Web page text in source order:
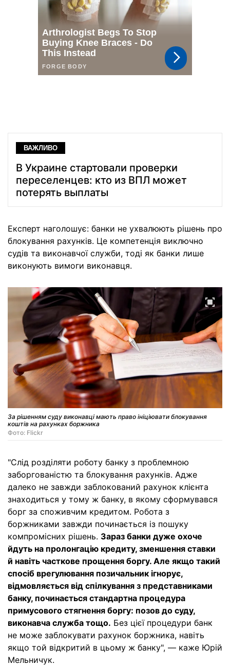
ВАЖЛИВО
В Украине стартовали проверки
переселенцев: кто из ВПЛ может
потерять выплаты
Експерт наголошує: банки не ухвалюють рішень про
блокування рахунків. Це компетенція виключно
судів та виконавчої служби, тоді як банки лише
виконують вимоги виконавця.
За рішенням суду виконавці мають право ініціювати блокування
коштів на рахунках боржника
Фото: Flickr
"Слід розділяти роботу банку з проблемною
заборгованістю та блокування рахунків. Адже
далеко не завжди заблокований рахунок клієнта
знаходиться у тому ж банку, в якому сформувався
борг за споживчим кредитом. Робота з
боржниками завжди починається із пошуку
компромісних рішень. Зараз банки дуже охоче
йдуть на пролонгацію кредиту, зменшення ставки
й навіть часткове прощення боргу. Але якщо такий
спосіб врегулювання позичальник ігнорує,
відмовляється від спілкування з представниками
банку, починається стандартна процедура
примусового стягнення боргу: позов до суду,
виконавча служба тощо. Без цієї процедури банк
не може заблокувати рахунок боржника, навіть
якщо той відкритий в цьому ж банку", — каже Юрій
Мельничук.